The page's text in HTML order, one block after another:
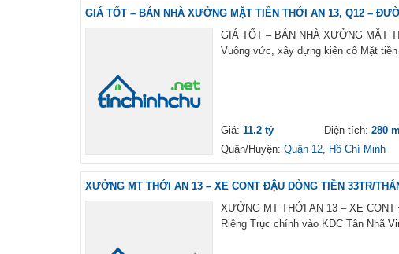
GIÁ TỐT – BÁN NHÀ XƯỞNG MẶT TIỀN THỚI AN 13, Q12 –
GIÁ TỐT – BÁN NHÀ XƯỞNG MẶT
Vuông vức, xây dựng kiên cố Mặt
Giá: 11.2 tỷ Diện tích: 280
Quận/Huyện: Quận 12, Hồ Chí Minh
XƯỞNG MT THỚI AN 13 – XE CONT ĐẬU DÒNG TIỀN 33TR/
XƯỞNG MT THỚI AN 13 – XE
Riêng Trục chính vào KDC Tân Nhã